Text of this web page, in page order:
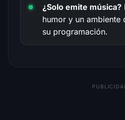
¿Solo emite música?
humor y un ambiente
su programación.